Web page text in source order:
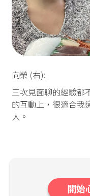
向榮 (右):
三次見面聊的經驗都
的互動上，很適合我
人。
開始